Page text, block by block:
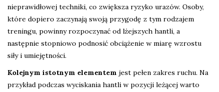
nieprawidłowej techniki, co zwiększa ryzyko urazów. Osoby,
które dopiero zaczynają swoją przygodę z tym rodzajem
treningu, powinny rozpoczynać od lżejszych hantli, a
następnie stopniowo podnosić obciążenie w miarę wzrostu
siły i umiejętności.
Kolejnym istotnym elementem jest pełen zakres ruchu. Na
przykład podczas wyciskania hantli w pozycji leżącej warto